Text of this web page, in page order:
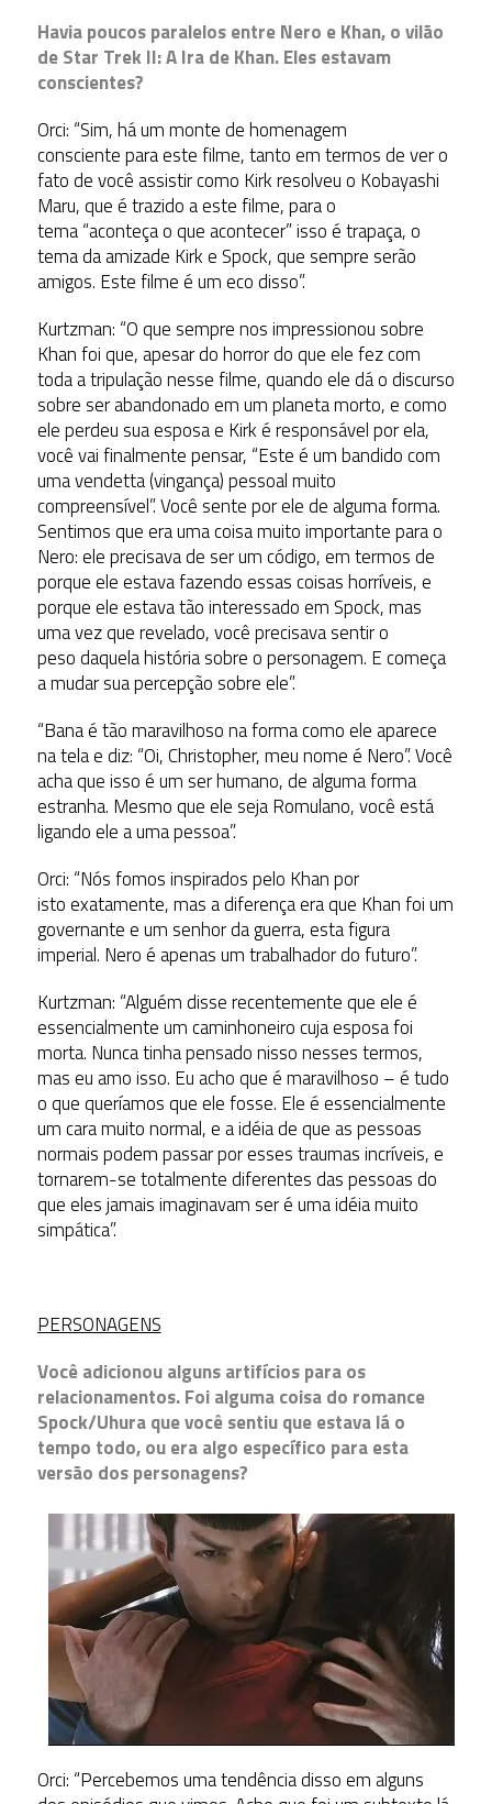
Havia poucos paralelos entre Nero e Khan, o vilão
de Star Trek II: A Ira de Khan. Eles estavam
conscientes?
Orci: “Sim, há um monte de homenagem
consciente para este filme, tanto em termos de ver o
fato de você assistir como Kirk resolveu o Kobayashi
Maru, que é trazido a este filme, para o
tema “aconteça o que acontecer” isso é trapaça, o
tema da amizade Kirk e Spock, que sempre serão
amigos. Este filme é um eco disso”.
Kurtzman: “O que sempre nos impressionou sobre
Khan foi que, apesar do horror do que ele fez com
toda a tripulação nesse filme, quando ele dá o discurso
sobre ser abandonado em um planeta morto, e como
ele perdeu sua esposa e Kirk é responsável por ela,
você vai finalmente pensar, “Este é um bandido com
uma vendetta (vingança) pessoal muito
compreensível”. Você sente por ele de alguma forma.
Sentimos que era uma coisa muito importante para o
Nero: ele precisava de ser um código, em termos de
porque ele estava fazendo essas coisas horríveis, e
porque ele estava tão interessado em Spock, mas
uma vez que revelado, você precisava sentir o
peso daquela história sobre o personagem. E começa
a mudar sua percepção sobre ele”.
“Bana é tão maravilhoso na forma como ele aparece
na tela e diz: “Oi, Christopher, meu nome é Nero”. Você
acha que isso é um ser humano, de alguma forma
estranha. Mesmo que ele seja Romulano, você está
ligando ele a uma pessoa”.
Orci: “Nós fomos inspirados pelo Khan por
isto exatamente, mas a diferença era que Khan foi um
governante e um senhor da guerra, esta figura
imperial. Nero é apenas um trabalhador do futuro”.
Kurtzman: “Alguém disse recentemente que ele é
essencialmente um caminhoneiro cuja esposa foi
morta. Nunca tinha pensado nisso nesses termos,
mas eu amo isso. Eu acho que é maravilhoso – é tudo
o que queríamos que ele fosse. Ele é essencialmente
um cara muito normal, e a idéia de que as pessoas
normais podem passar por esses traumas incríveis, e
tornarem-se totalmente diferentes das pessoas do
que eles jamais imaginavam ser é uma idéia muito
simpática”.
PERSONAGENS
Você adicionou alguns artifícios para os
relacionamentos. Foi alguma coisa do romance
Spock/Uhura que você sentiu que estava lá o
tempo todo, ou era algo específico para esta
versão dos personagens?
Orci: “Percebemos uma tendência disso em alguns